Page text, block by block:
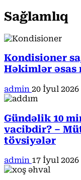
Sağlamlıq
Kondisioner
Həkimlər əsas
admin 20 İyul 2026
Gündəlik 10
vacibdir? –
tövsiyələr
admin 17 İyul 2026